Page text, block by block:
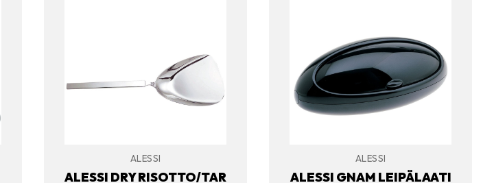
ALESSI
ALESSI DRY RISOTTO/TAR
ALESSI
ALESSI GNAM LEIPÄLAATI